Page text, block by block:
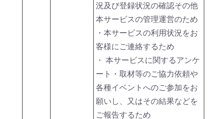
況及び登録状況の確認その他
本サービスの管理運営のため
・本サービスの利用状況をお
客様にご連絡するため
・ 本サービスに関するアンケ
ート・取材等のご協力依頼や
各種イベントへのご参加をお
願いし、又はその結果などを
ご報告するため